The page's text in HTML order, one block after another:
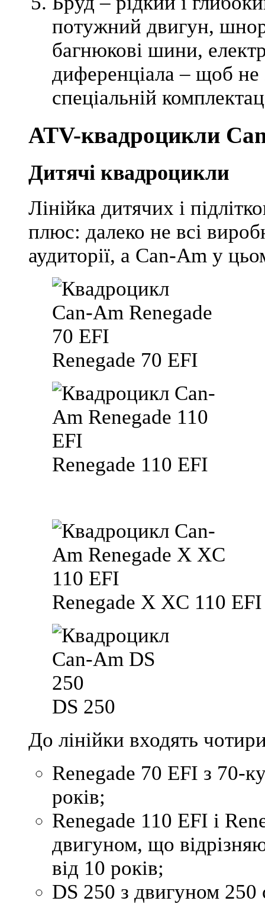
потужний двигун,
багнюкові шини,
диференціала – щоб не
спеціальній
ATV-квадроцикли
Дитячі квадроцикли
Лінійка дитячих і
плюс: далеко не всі
аудиторії, а Can-Am у
Renegade 70 EFI
Renegade 110 EFI
Renegade X XC 110 EFI
DS 250
До лінійки входять
Renegade 70 EFI з 70-
років;
Renegade 110 EFI і
двигуном, що
від 10 років;
DS 250 з двигуном 250